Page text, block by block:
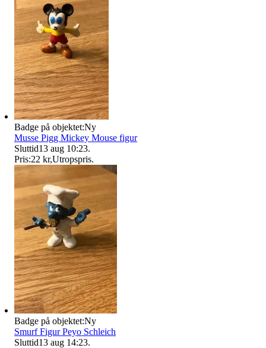
Badge på objektet:Ny
Musse Pigg Mickey Mouse figur
Sluttid13 aug 10:23.
Pris:22 kr,Utropspris.
Badge på objektet:Ny
Smurf Figur Peyo Schleich
Sluttid13 aug 14:23.